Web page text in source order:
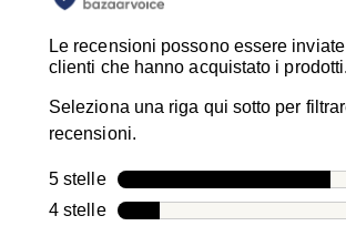
Le recensioni possono essere
clienti che hanno acquistato i prodotti.
Seleziona una riga qui sotto per
recensioni.
5 stellestelle
4 stellestelle